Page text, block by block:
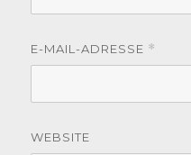
E-MAIL-ADRESSE *
WEBSITE